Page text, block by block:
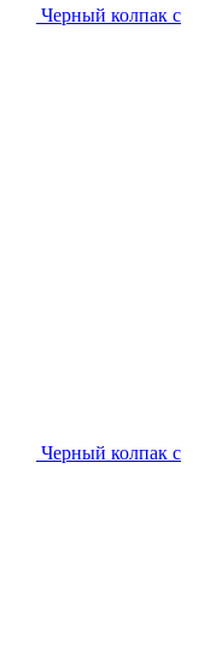
Черный колпак с
Черный колпак с